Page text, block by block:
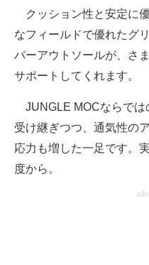
クッション性と安定に
なフィールドで優れたグ
バーアウトソールが、さ
サポートしてくれます。
JUNGLE MOCならでは
受け継ぎつつ、通気性の
応力も増した一足です。
度から。